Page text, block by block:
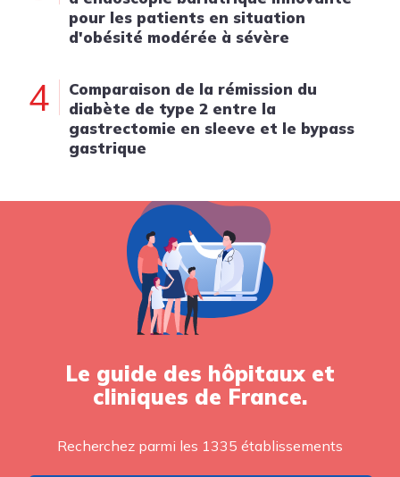
pour les patients en situation
d'obésité modérée à sévère
4
Comparaison de la rémission du
diabète de type 2 entre la
gastrectomie en sleeve et le bypass
gastrique
Le guide des hôpitaux et
cliniques de France.
Recherchez parmi les 1335 établissements